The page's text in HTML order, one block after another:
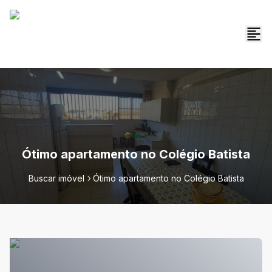
Ótimo apartamento no Colégio Batista
Buscar imóvel Ótimo apartamento no Colégio Batista